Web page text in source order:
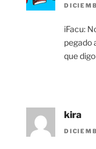
iFacu:
pegado
que
kira